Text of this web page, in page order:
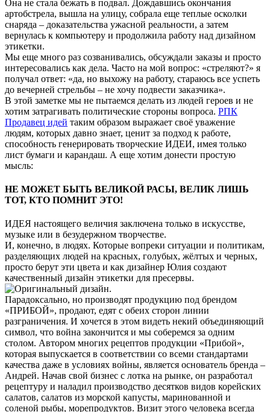
Она не стала бежать в подвал. Дождавшись окончания
артобстрела, вышла на улицу, собрала еще теплые осколки
снаряда – доказательства ужасной реальности, а затем
вернулась к компьютеру и продолжила работу над дизайном
этикетки.
Мы еще много раз созванивались, обсуждали заказы и просто
интересовались как дела. Часто на мой вопрос: «стреляют?» я
получал ответ: «да, но выхожу на работу, стараюсь все успеть
до вечерней стрельбы – не хочу подвести заказчика».
В этой заметке мы не пытаемся делать из людей героев и не
хотим затрагивать политические стороны вопроса. РПК
Продавец идей таким образом выражает своё уважение
людям, которых давно знает, ценит за подход к работе,
способность генерировать творческие ИДЕИ, имея только
лист бумаги и карандаш. А еще хотим донести простую
мысль:
НЕ МОЖЕТ БЫТЬ ВЕЛИКОЙ РАСЫ, ВЕЛИК ЛИШЬ
ТОТ, КТО ПОМНИТ ЭТО!
ИДЕЯ настоящего величия заключена только в искусстве,
музыке или в безудержном творчестве.
И, конечно, в людях. Которые вопреки ситуации и политикам,
разделяющих людей на красных, голубых, жёлтых и черных,
просто берут эти цвета и как дизайнер Юлия создают
качественный дизайн этикетки для пресервы.
Парадоксально, но производят продукцию под брендом
«ПРИБОЙ», продают, едят с обеих сторон линии
разграничения. И хочется в этом видеть некий объединяющий
символ, что война закончится и мы соберемся за одним
столом. Автором многих рецептов продукции «Прибой»,
которая выпускается в соответствии со всеми стандартами
качества даже в условиях войны, является основатель бренда –
Андрей. Начав свой бизнес с лотка на рынке, он разработал
рецептуру и наладил производство десятков видов корейских
салатов, салатов из морской капусты, маринованной и
соленой рыбы, морепродуктов. Визит этого человека всегда